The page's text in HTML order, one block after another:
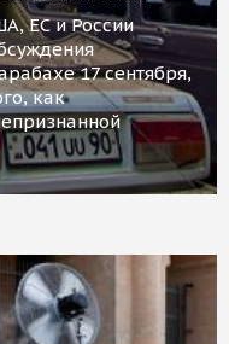
ЕС и России
17 сентября,
как